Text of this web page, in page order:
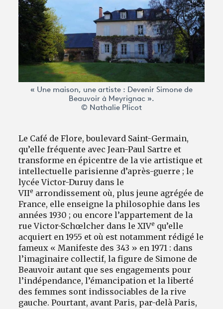
« Une maison, une artiste : Devenir Simone de
Beauvoir à Meyrignac ».
© Nathalie Plicot
Le Café de Flore, boulevard Saint-Germain,
qu’elle fréquente avec Jean-Paul Sartre et
transforme en épicentre de la vie artistique et
intellectuelle parisienne d’après-guerre ; le
lycée Victor-Duruy dans le
VIIe arrondissement où, plus jeune agrégée de
France, elle enseigne la philosophie dans les
années 1930 ; ou encore l’appartement de la
rue Victor-Schœlcher dans le XIVe qu’elle
acquiert en 1955 et où est notamment rédigé le
fameux « Manifeste des 343 » en 1971 : dans
l’imaginaire collectif, la figure de Simone de
Beauvoir autant que ses engagements pour
l’indépendance, l’émancipation et la liberté
des femmes sont indissociables de la rive
gauche. Pourtant, avant Paris, par-delà Paris,